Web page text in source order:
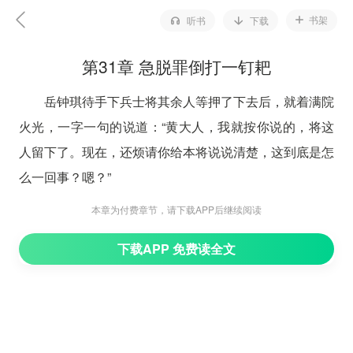
听书 下载 书架
第31章 急脱罪倒打一钉耙
岳钟琪待手下兵士将其余人等押了下去后，就着满院
火光，一字一句的说道：“黄大人，我就按你说的，将这
人留下了。现在，还烦请你给本将说说清楚，这到底是怎
么一回事？嗯？”
黄世灏此时也豁了出去，暗道此番不是鱼死便是网
他跺了跺方才受惊矗立，再加上天气寒冷麻木的双
本章为付费章节，请下载APP后继续阅读
下载APP 免费读全文